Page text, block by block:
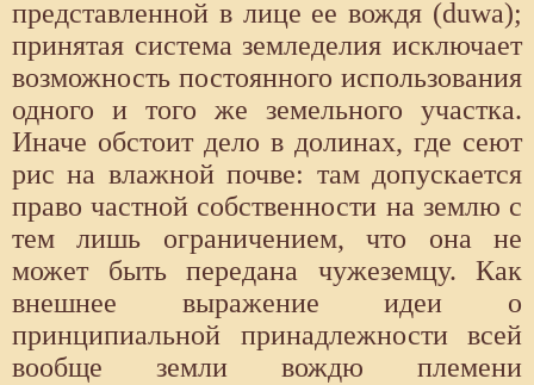
представленной в лице ее вождя (duwa);
принятая система земледелия исключает
возможность постоянного использования
одного и того же земельного участка.
Иначе обстоит дело в долинах, где сеют
рис на влажной почве: там допускается
право частной собственности на землю с
тем лишь ограничением, что она не
может быть передана чужеземцу. Как
внешнее выражение идеи о
принципиальной принадлежности всей
вообще земли вождю племени